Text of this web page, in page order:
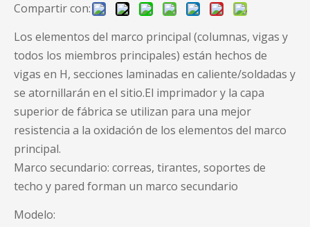
Compartir con:
Los elementos del marco principal (columnas, vigas y
todos los miembros principales) están hechos de
vigas en H, secciones laminadas en caliente/soldadas y
se atornillarán en el sitio.El imprimador y la capa
superior de fábrica se utilizan para una mejor
resistencia a la oxidación de los elementos del marco
principal.
Marco secundario: correas, tirantes, soportes de
techo y pared forman un marco secundario
Modelo: